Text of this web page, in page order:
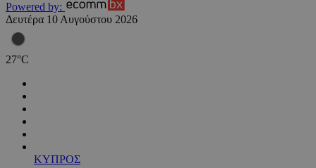
Powered by:
Δευτέρα 10 Αυγούστου 2026
27°C
ΚΥΠΡΟΣ